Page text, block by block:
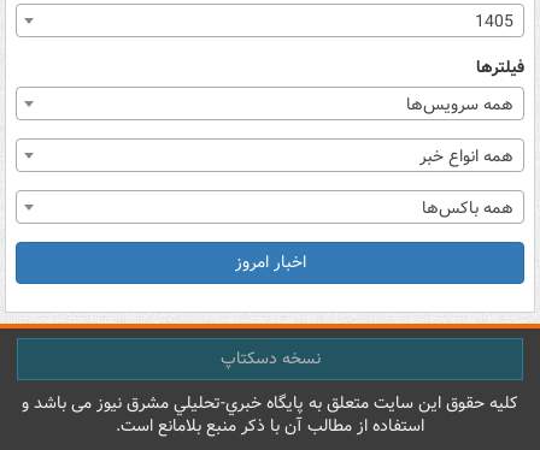
1405
فیلترها
همه سرویس‌ها
همه انواع خبر
همه باکس‌ها
اخبار امروز
نسخه دسکتاپ
کليه حقوق اين سايت متعلق به پایگاه خبري-تحليلي مشرق نيوز می باشد و
استفاده از مطالب آن با ذکر منبع بلامانع است.